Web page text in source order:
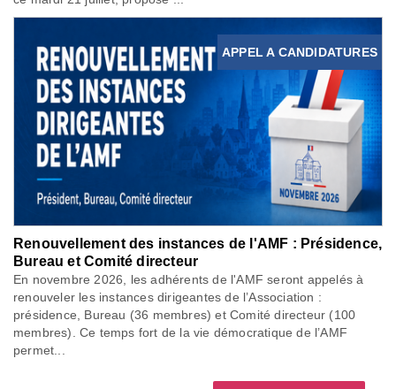
APPEL A CANDIDATURES
Renouvellement des instances de l'AMF : Présidence,
Bureau et Comité directeur
En novembre 2026, les adhérents de l'AMF seront appelés à
renouveler les instances dirigeantes de l’Association :
présidence, Bureau (36 membres) et Comité directeur (100
membres). Ce temps fort de la vie démocratique de l’AMF
permet...